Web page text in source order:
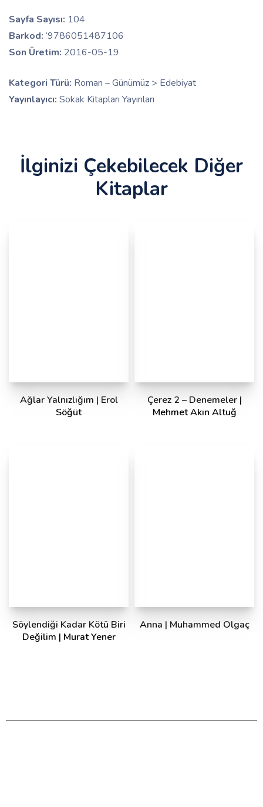
Sayfa Sayısı: 104
Barkod: ‘9786051487106
Son Üretim: 2016-05-19
Kategori Türü: Roman – Günümüz > Edebiyat
Yayınlayıcı: Sokak Kitapları Yayınları
İlginizi Çekebilecek Diğer
Kitaplar
Ağlar Yalnızlığım | Erol
Söğüt
Çerez 2 – Denemeler |
Mehmet Akın Altuğ
Söylendiği Kadar Kötü Biri
Değilim | Murat Yener
Anna | Muhammed Olgaç